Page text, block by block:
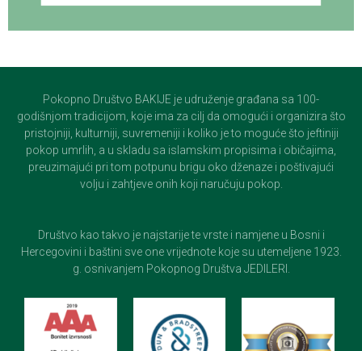
Pokopno Društvo BAKIJE je udruženje građana sa 100-
godišnjom tradicijom, koje ima za cilj da omogući i organizira što
pristojniji, kulturniji, suvremeniji i koliko je to moguće što jeftiniji
pokop umrlih, a u skladu sa islamskim propisima i običajima,
preuzimajući pri tom potpunu brigu oko dženaze i poštivajući
volju i zahtjeve onih koji naručuju pokop.
Društvo kao takvo je najstarije te vrste i namjene u Bosni i
Hercegovini i baštini sve one vrijednote koje su utemeljene 1923.
g. osnivanjem Pokopnog Društva JEDILERI.